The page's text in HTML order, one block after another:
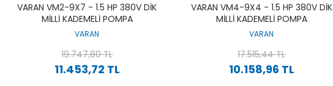
VARAN VM2-9X7 - 1.5 HP 380V DIK
MILLI KADEMELI POMPA
VARAN
11.453,72 TL
19.747,80 TL
VARAN VM4-9X4 - 1.5 HP 380V DIK
MILLI KADEMELI POMPA
VARAN
10.158,96 TL
17.515,44 TL